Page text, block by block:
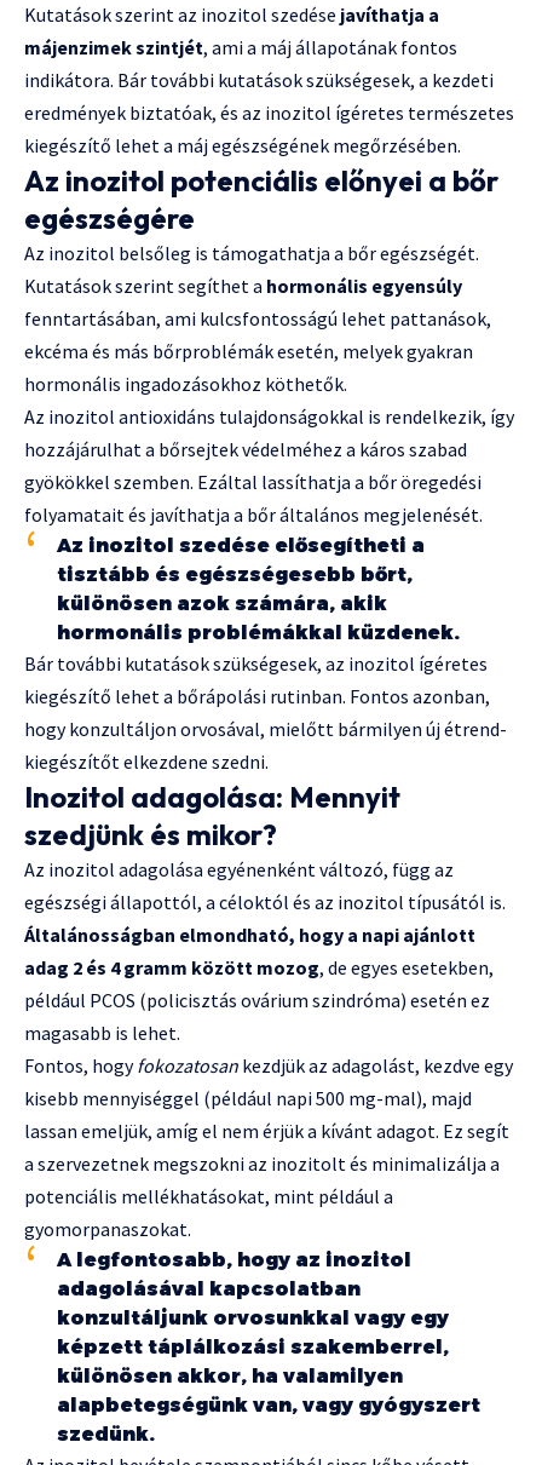
Kutatások szerint az inozitol szedése javíthatja a
májenzimek szintjét, ami a máj állapotának fontos
indikátora. Bár további kutatások szükségesek, a kezdeti
eredmények biztatóak, és az inozitol ígéretes természetes
kiegészítő lehet a máj egészségének megőrzésében.
Az inozitol potenciális előnyei a bőr
egészségére
Az inozitol belsőleg is támogathatja a bőr egészségét.
Kutatások szerint segíthet a hormonális egyensúly
fenntartásában, ami kulcsfontosságú lehet pattanások,
ekcéma és más bőrproblémák esetén, melyek gyakran
hormonális ingadozásokhoz köthetők.
Az inozitol antioxidáns tulajdonságokkal is rendelkezik, így
hozzájárulhat a bőrsejtek védelméhez a káros szabad
gyökökkel szemben. Ezáltal lassíthatja a bőr öregedési
folyamatait és javíthatja a bőr általános megjelenését.
Az inozitol szedése elősegítheti a
tisztább és egészségesebb bőrt,
különösen azok számára, akik
hormonális problémákkal küzdenek.
Bár további kutatások szükségesek, az inozitol ígéretes
kiegészítő lehet a bőrápolási rutinban. Fontos azonban,
hogy konzultáljon orvosával, mielőtt bármilyen új étrend-
kiegészítőt elkezdene szedni.
Inozitol adagolása: Mennyit
szedjünk és mikor?
Az inozitol adagolása egyénenként változó, függ az
egészségi állapottól, a céloktól és az inozitol típusától is.
Általánosságban elmondható, hogy a napi ajánlott
adag 2 és 4 gramm között mozog, de egyes esetekben,
például PCOS (policisztás ovárium szindróma) esetén ez
magasabb is lehet.
Fontos, hogyfokozatosan kezdjük az adagolást, kezdve egy
kisebb mennyiséggel (például napi 500 mg-mal), majd
lassan emeljük, amíg el nem érjük a kívánt adagot. Ez segít
a szervezetnek megszokni az inozitolt és minimalizálja a
potenciális mellékhatásokat, mint például a
gyomorpanaszokat.
A legfontosabb, hogy az inozitol
adagolásával kapcsolatban
konzultáljunk orvosunkkal vagy egy
képzett táplálkozási szakemberrel,
különösen akkor, ha valamilyen
alapbetegségünk van, vagy gyógyszert
szedünk.